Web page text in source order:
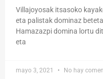
Villajoyosak itsasoko
eta palistak dominaz
Hamazazpi domina lortu
eta
mayo 3, 2021 No hay